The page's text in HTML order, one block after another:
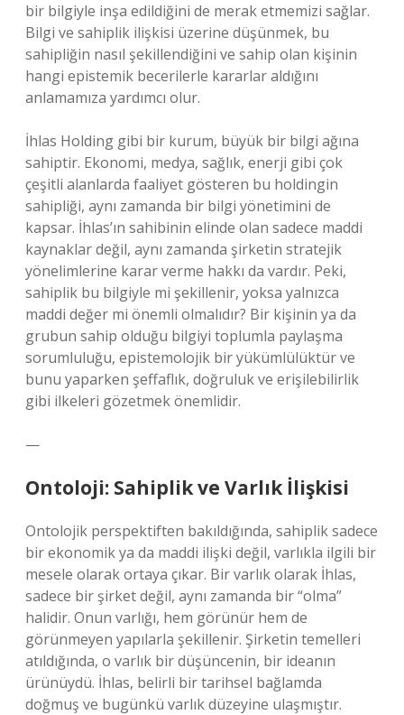
bir bilgiyle inşa edildiğini de merak etmemizi sağlar.
Bilgi ve sahiplik ilişkisi üzerine düşünmek, bu
sahipliğin nasıl şekillendiğini ve sahip olan kişinin
hangi epistemik becerilerle kararlar aldığını
anlamamıza yardımcı olur.
İhlas Holding gibi bir kurum, büyük bir bilgi ağına
sahiptir. Ekonomi, medya, sağlık, enerji gibi çok
çeşitli alanlarda faaliyet gösteren bu holdingin
sahipliği, aynı zamanda bir bilgi yönetimini de
kapsar. İhlas’ın sahibinin elinde olan sadece maddi
kaynaklar değil, aynı zamanda şirketin stratejik
yönelimlerine karar verme hakkı da vardır. Peki,
sahiplik bu bilgiyle mi şekillenir, yoksa yalnızca
maddi değer mi önemli olmalıdır? Bir kişinin ya da
grubun sahip olduğu bilgiyi toplumla paylaşma
sorumluluğu, epistemolojik bir yükümlülüktür ve
bunu yaparken şeffaflık, doğruluk ve erişilebilirlik
gibi ilkeleri gözetmek önemlidir.
—
Ontoloji: Sahiplik ve Varlık İlişkisi
Ontolojik perspektiften bakıldığında, sahiplik sadece
bir ekonomik ya da maddi ilişki değil, varlıkla ilgili bir
mesele olarak ortaya çıkar. Bir varlık olarak İhlas,
sadece bir şirket değil, aynı zamanda bir “olma”
halidir. Onun varlığı, hem görünür hem de
görünmeyen yapılarla şekillenir. Şirketin temelleri
atıldığında, o varlık bir düşüncenin, bir ideanın
ürünüydü. İhlas, belirli bir tarihsel bağlamda
doğmuş ve bugünkü varlık düzeyine ulaşmıştır.